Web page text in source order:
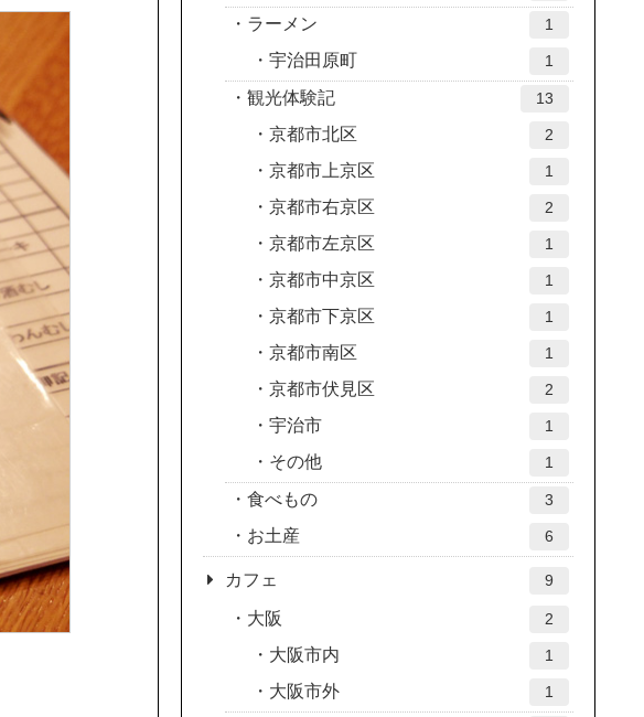
ラーメン 1
宇治田原町 1
観光体験記 13
京都市北区 2
京都市上京区 1
京都市右京区 2
京都市左京区 1
京都市中京区 1
京都市下京区 1
京都市南区 1
京都市伏見区 2
宇治市 1
その他 1
食べもの 3
お土産 6
カフェ 9
大阪 2
大阪市内 1
大阪市外 1